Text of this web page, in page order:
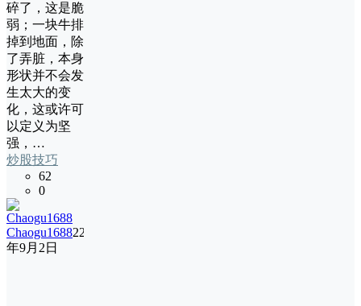
碎了，这是脆
弱；一块牛排
掉到地面，除
了弄脏，本身
形状并不会发
生太大的变
化，这或许可
以定义为坚
强，…
炒股技巧
62
0
Chaogu168822
年9月2日